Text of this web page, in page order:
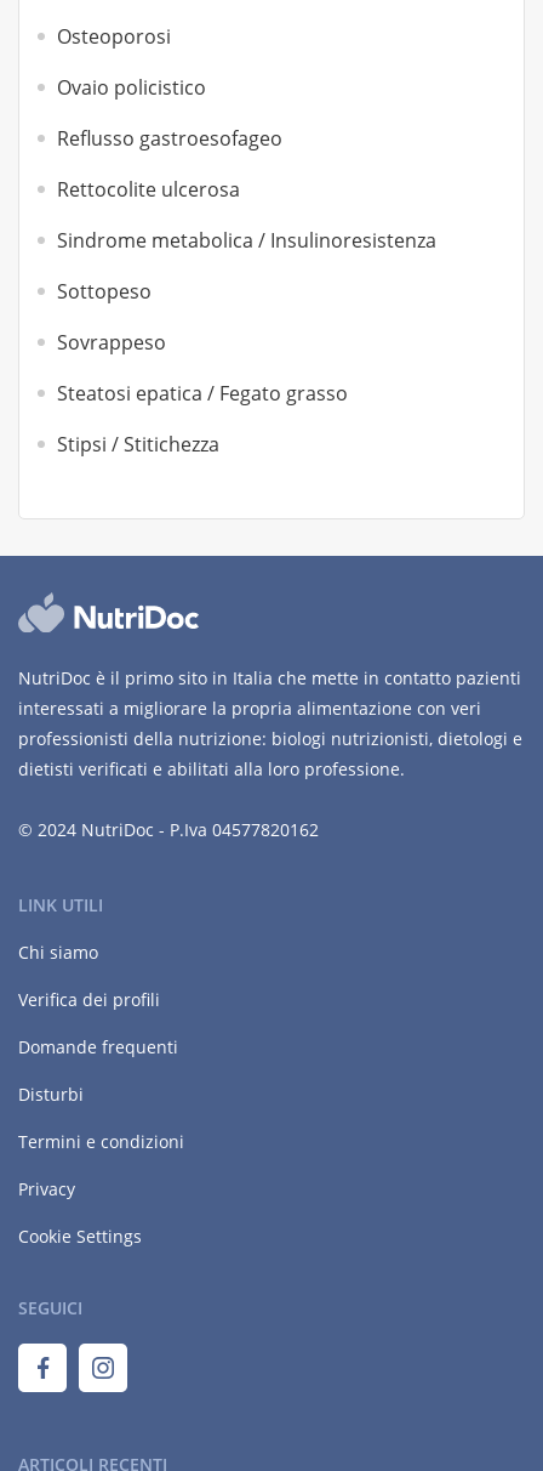
Osteoporosi
Ovaio policistico
Reflusso gastroesofageo
Rettocolite ulcerosa
Sindrome metabolica / Insulinoresistenza
Sottopeso
Sovrappeso
Steatosi epatica / Fegato grasso
Stipsi / Stitichezza
NutriDoc è il primo sito in Italia che mette in contatto pazienti
interessati a migliorare la propria alimentazione con veri
professionisti della nutrizione: biologi nutrizionisti, dietologi e
dietisti verificati e abilitati alla loro professione.
© 2024 NutriDoc - P.Iva 04577820162
LINK UTILI
Chi siamo
Verifica dei profili
Domande frequenti
Disturbi
Termini e condizioni
Privacy
Cookie Settings
SEGUICI
ARTICOLI RECENTI